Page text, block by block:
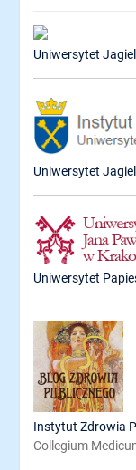
Uniwersytet
Uniwersytet
Uniwersytet
Instytut Zdrowia
Collegium